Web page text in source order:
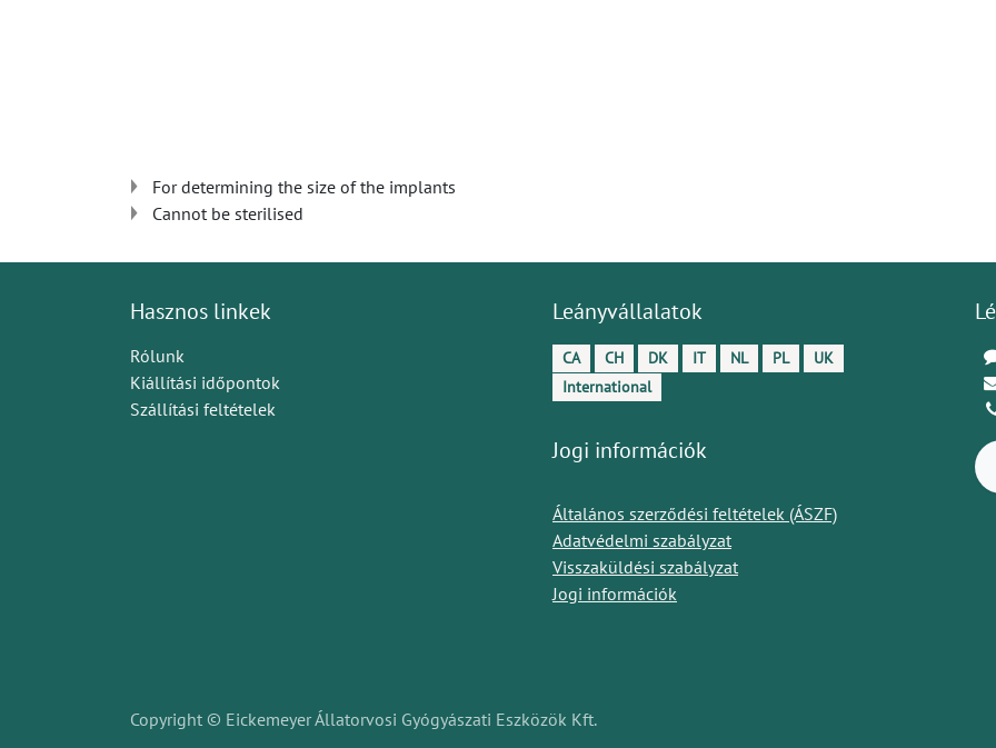
For determining the size of the implants
Cannot be sterilised
Hasznos linkek
Rólunk
Kiállítási időpontok
Szállítási feltételek
Leányvállalatok
CA CH DK IT NL PL
UK
International
Jogi információk
Általános szerződési feltételek (ÁSZF)
Adatvédelmi szabályzat
Visszaküldési szabályzat
Jogi információk
Copyright © Eickemeyer Állatorvosi Gyógyászati Eszközök Kft.